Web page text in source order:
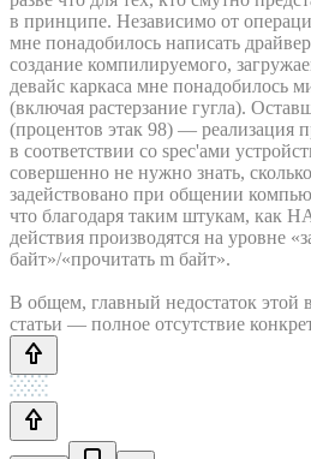
в принципе. Независимо от
мне понадобилось написать
создание компилируемого,
девайс каркаса мне понадобилось
(включая растерзание гугла).
(процентов этак 98) — реализация
в соответствии со spec'ами
совершенно не нужно знать,
задействовано при общении
что благодаря таким штукам, как
действия производятся на уровне
байт»/«прочитать m байт».
В общем, главный недостаток этой
статьи — полное отсутствие